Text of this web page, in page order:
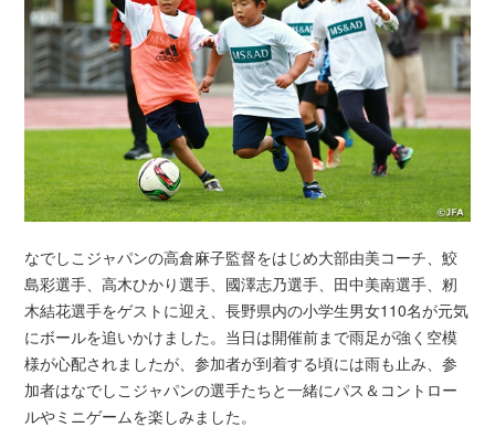
なでしこジャパンの高倉麻子監督をはじめ大部由美コーチ、鮫
島彩選手、高木ひかり選手、國澤志乃選手、田中美南選手、籾
木結花選手をゲストに迎え、長野県内の小学生男女110名が元気
にボールを追いかけました。当日は開催前まで雨足が強く空模
様が心配されましたが、参加者が到着する頃には雨も止み、参
加者はなでしこジャパンの選手たちと一緒にパス＆コントロー
ルやミニゲームを楽しみました。